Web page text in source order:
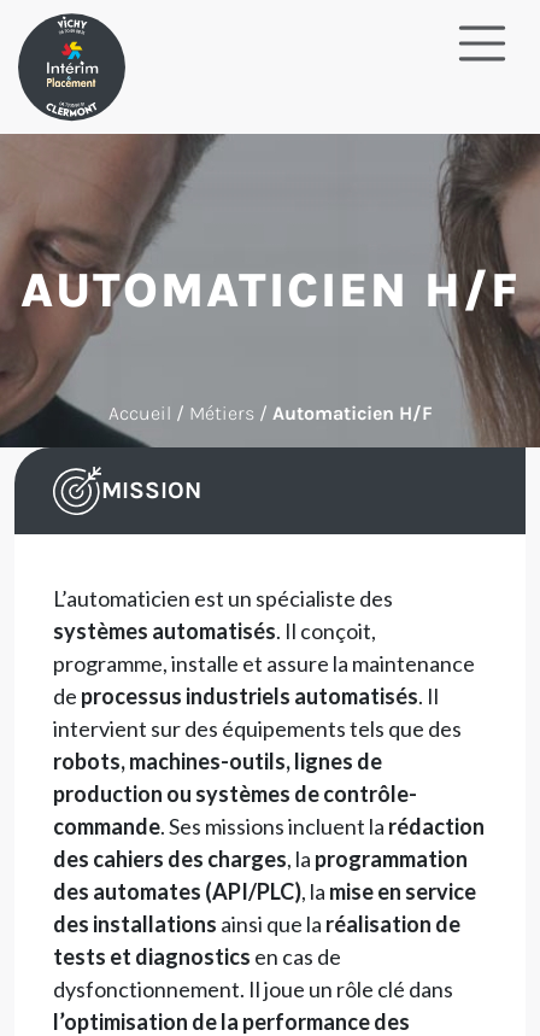
AUTOMATICIEN H/F
Accueil / Métiers / Automaticien H/F
MISSION
L’automaticien est un spécialiste des
systèmes automatisés. Il conçoit,
programme, installe et assure la maintenance
de processus industriels automatisés. Il
intervient sur des équipements tels que des
robots, machines-outils, lignes de
production ou systèmes de contrôle-
commande. Ses missions incluent la rédaction
des cahiers des charges, la programmation
des automates (API/PLC), la mise en service
des installations ainsi que la réalisation de
tests et diagnostics en cas de
dysfonctionnement. Il joue un rôle clé dans
l’optimisation de la performance des